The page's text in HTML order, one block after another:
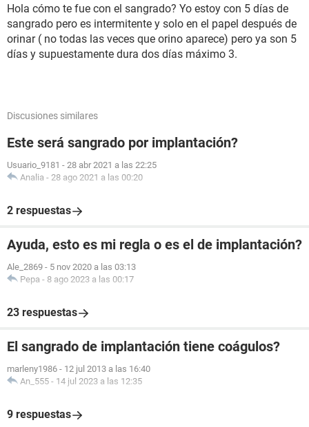
Hola cómo te fue con el sangrado? Yo estoy con 5 días de
sangrado pero es intermitente y solo en el papel después de
orinar ( no todas las veces que orino aparece) pero ya son 5
días y supuestamente dura dos días máximo 3.
Discusiones similares
Este será sangrado por implantación?
Usuario_9181 - 28 abr 2021 a las 22:25
Analia - 28 ago 2021 a las 00:20
2 respuestas
Ayuda, esto es mi regla o es el de implantación?
Ale_2869 - 5 nov 2020 a las 03:13
Pepa - 8 ago 2023 a las 00:17
23 respuestas
El sangrado de implantación tiene coágulos?
marleny1986 - 12 jul 2013 a las 16:40
An_555 - 14 jul 2023 a las 12:35
9 respuestas